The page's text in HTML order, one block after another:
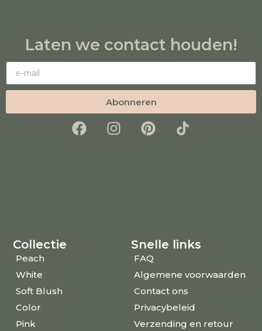
Laten we contact houden!
Abonneren
Collectie
Peach
White
Soft Blush
Color
Pink
Snelle links
FAQ
Algemene voorwaarden
Contact ons
Privacybeleid
Verzending en retour